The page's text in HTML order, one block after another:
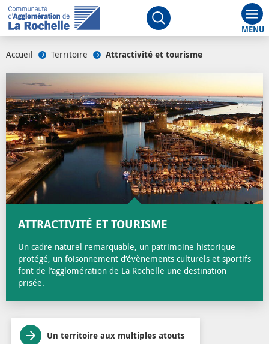
Ouvrir le moteur de
Accueil Territoire Attractivité et tourisme
ATTRACTIVITÉ ET TOURISME
Un cadre naturel remarquable, un patrimoine historique
protégé, un foisonnement d’évènements culturels et sportifs
font de l’agglomération de La Rochelle une destination
prisée.
Un territoire aux multiples atouts